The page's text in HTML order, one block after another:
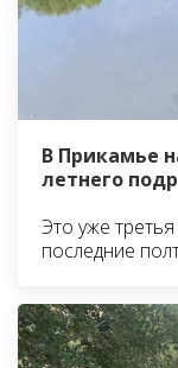
В Прикамье
летнего
Это уже
последние